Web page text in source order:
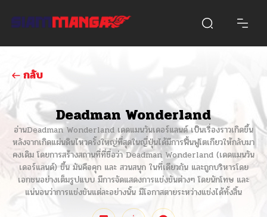
กลับ
Deadman Wonderland
อ่านDeadman Wonderland เดดแมนวันเดอร์แลนด์ เป็นเรื่องราวเกิดขึ้น
หลังจากเกิดแผ่นดินไหวครั้งใหญ่ที่สุดในญี่ปุ่นได้มีการฟื้นฟูโตเกียวให้กลับมา
คงเดิม โดยการสร้างสถานที่ที่ชื่อว่า Deadman Wonderland (เดดแมนวัน
เดอร์แลนด์) ขึ้น มันคือคุก และ สวนสนุก ในที่เดียวกัน และถูกบริหารโดย
เอกชนอย่างเต็มรูปแบบ มีการจัดแสดงการแข่งขันต่างๆ โดยนักโทษ และ
แน่นอนว่าการแข่งขันแต่ละอย่างนั้น มีโอกาสตายระหว่างแข่งได้ทั้งสิ้น